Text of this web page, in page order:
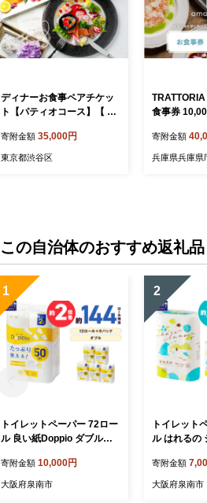
ディナーお食事ペアチケッ
ト【パティオコース】【 東
券 ディナー おでかけ カフ
ェ レストラン イタリアン
寄附金額 35,000円
東京都渋谷区
食事券
アン レスト
レストラン
寄附金額
兵庫県兵庫県
この自治体のおすすめ返礼品
1
トイレットペーパー 72ロー
ル 良い紙Doppio ダブル巻
沖縄】【60営業日以内に発
送】12ロール 6パック トイ
寄附金額 10,000円
大阪府泉南市
2
トイレット
ル はれるの
域：北海道
年8月お届け
寄附金額
大阪府泉南市